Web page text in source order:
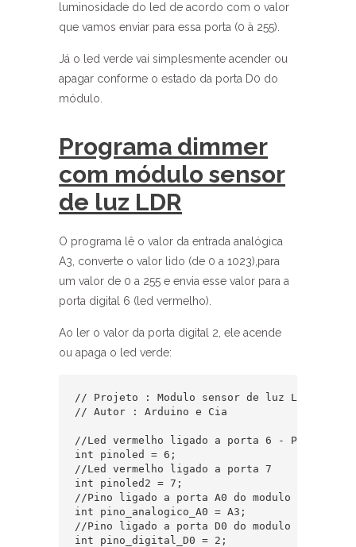
luminosidade do led de acordo com o valor
que vamos enviar para essa porta (0 à 255).
Já o led verde vai simplesmente acender ou
apagar conforme o estado da porta D0 do
módulo.
Programa dimmer
com módulo sensor
de luz LDR
O programa lê o valor da entrada analógica
A3, converte o valor lido (de 0 a 1023),para
um valor de 0 a 255 e envia esse valor para a
porta digital 6 (led vermelho).
Ao ler o valor da porta digital 2, ele acende
ou apaga o led verde:
// Projeto : Modulo sensor de luz LDR
// Autor : Arduino e Cia
//Led vermelho ligado a porta 6 - PWM
int pinoled = 6;
//Led vermelho ligado a porta 7
int pinoled2 = 7;
//Pino ligado a porta A0 do modulo LDR
int pino_analogico_A0 = A3;
//Pino ligado a porta D0 do modulo LDR
int pino_digital_D0 = 2;